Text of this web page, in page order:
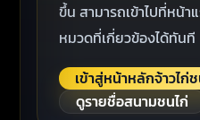
ขึ้น สามารถเข้าไปที่หน้า
หมวดที่เกี่ยวข้องได้ทันที
เข้าสู่หน้าหลักจ้าวไก่
ดูรายชื่อสนามชนไก่